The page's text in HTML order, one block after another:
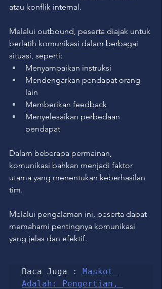
atau konflik internal.
Melalui outbound, peserta diajak untuk
berlatih komunikasi dalam berbagai
situasi, seperti:
Menyampaikan instruksi
Mendengarkan pendapat orang
lain
Memberikan feedback
Menyelesaikan perbedaan
pendapat
Dalam beberapa permainan,
komunikasi bahkan menjadi faktor
utama yang menentukan keberhasilan
tim.
Melalui pengalaman ini, peserta dapat
memahami pentingnya komunikasi
yang jelas dan efektif.
Baca Juga : Maskot
Adalah: Pengertian,